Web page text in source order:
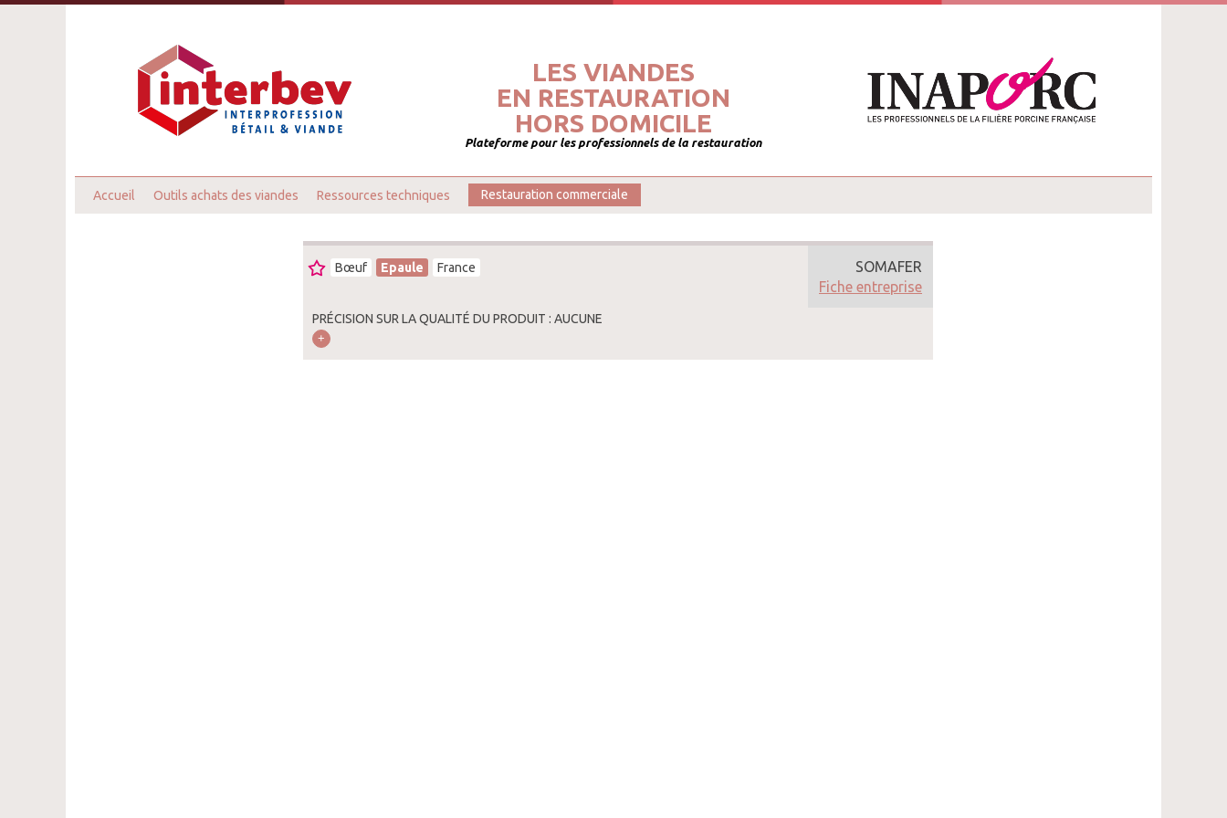
LES VIANDES
EN RESTAURATION
HORS DOMICILE
Plateforme pour les professionnels de la restauration
Accueil Outils achats des viandes Ressources techniques Restauration commerciale
Bœuf Epaule France
PRÉCISION SUR LA QUALITÉ DU PRODUIT : AUCUNE
SOMAFER
Fiche entreprise